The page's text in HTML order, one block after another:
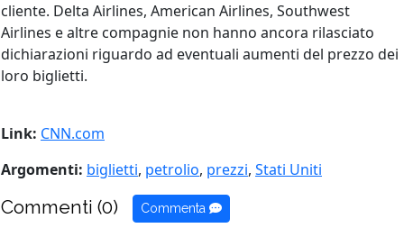
cliente. Delta Airlines, American Airlines, Southwest
Airlines e altre compagnie non hanno ancora rilasciato
dichiarazioni riguardo ad eventuali aumenti del prezzo dei
loro biglietti.
Link: CNN.com
Argomenti: biglietti, petrolio, prezzi, Stati Uniti
Commenti (0) Commenta